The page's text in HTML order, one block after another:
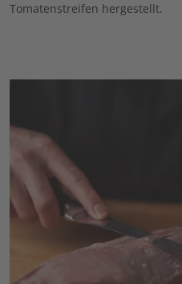
Tomatenstreifen hergestellt.